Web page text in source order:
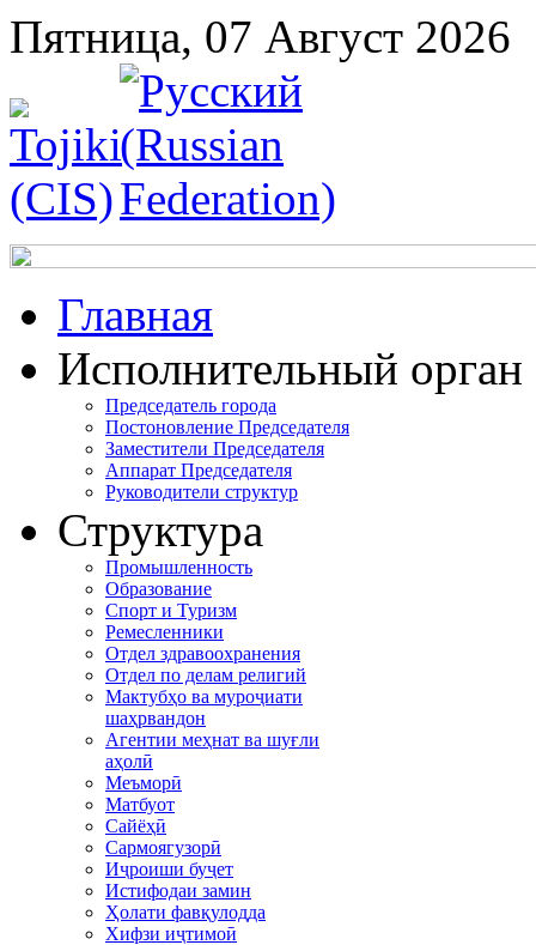
Пятница, 07 Август 2026
Главная
Исполнительный орган
Председатель города
Постоновление Председателя
Заместители Председателя
Аппарат Председателя
Руководители структур
Структура
Промышленность
Образование
Спорт и Туризм
Ремесленники
Отдел здравоохранения
Отдел по делам религий
Мактубҳо ва муроҷиати
шаҳрвандон
Агентии меҳнат ва шуғли
аҳолӣ
Меъморӣ
Матбуот
Сайёҳӣ
Сармоягузорӣ
Иҷроиши буҷет
Истифодаи замин
Ҳолати фавқулодда
Хифзи иҷтимоӣ